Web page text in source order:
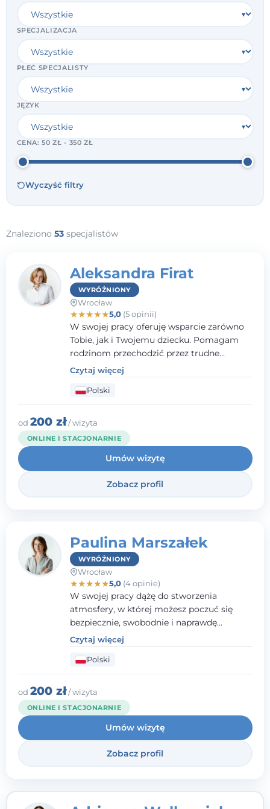
SPECJALIZACJA
PŁEĆ SPECJALISTY
JĘZYK
CENA:50 ZŁ - 350 ZŁ
Wyczyść filtry
Znaleziono 53 specjalistów
Aleksandra Firat
WYRÓŻNIONY
Wrocław
★★★★★5,0(5 opinii)
W swojej pracy oferuję wsparcie zarówno
Tobie, jak i Twojemu dziecku. Pomagam
rodzinom przechodzić przez trudne
momenty, opierając współpracę na
wzajemnym zaufaniu i otwartej
komunikacji. Posiadam doświadczenie w
pracy z dziećmi i młodzieżą mierzącymi się
z różnorodnymi trudnościami
emocjonalnymi oraz rozwojowymi.
Czytaj więcej
Polski
od 200 zł/ wizyta
ONLINE I STACJONARNIE
Umów wizytę
Zobacz profil
Paulina Marszałek
WYRÓŻNIONY
Wrocław
★★★★★5,0(4 opinie)
W swojej pracy dążę do stworzenia
atmosfery, w której możesz poczuć się
bezpiecznie, swobodnie i naprawdę
wysłuchany(-a). Zależy mi na
towarzyszeniu Ci w drodze do większego
dobrostanu, lepszego poznania siebie oraz
budowania wartościowych i
satysfakcjonujących relacji - zarówno z
innymi, jak i z samym sobą. Możliwość
bycia częścią tego procesu traktuję jako
duże wyróżnienie.
Czytaj więcej
Polski
od 200 zł/ wizyta
ONLINE I STACJONARNIE
Umów wizytę
Zobacz profil